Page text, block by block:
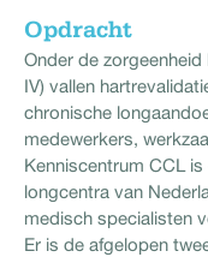
Opdracht
Onder de
IV) vallen
chronische
medewerkers,
Kenniscentrum CCL
longcentra van
medisch specialisten
Er is de afgelopen